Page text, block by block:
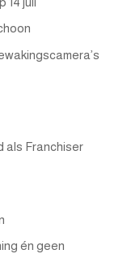
als Franchiser
én geen